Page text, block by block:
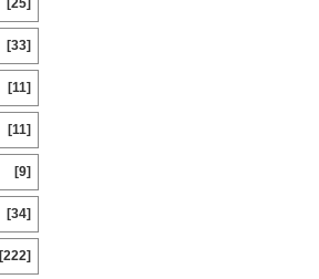
[25]
[33]
[11]
[11]
[9]
[34]
[222]